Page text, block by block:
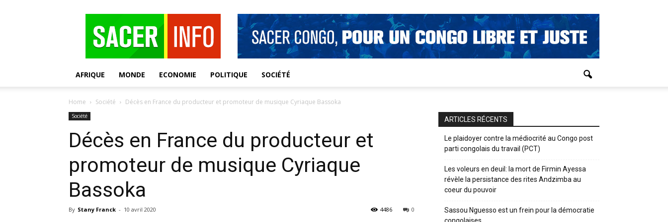
AFRIQUE MONDE ECONOMIE POLITIQUE SOCIÉTÉ
Home Société Décès en France du producteur et promoteur de musique Cyriaque Bassoka
Société
Décès en France du producteur et
promoteur de musique Cyriaque
Bassoka
By Stany Franck - 10 avril 2020 0
4486
ARTICLES RÉCENTS
Le plaidoyer contre la médiocrité au Congo post
parti congolais du travail (PCT)
Les voleurs en deuil: la mort de Firmin Ayessa
révèle la persistance des rites Andzimba au
coeur du pouvoir
Sassou Nguesso est un frein pour la démocratie